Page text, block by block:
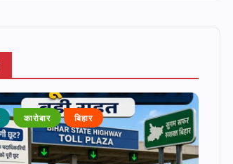
कारोबार बिहार